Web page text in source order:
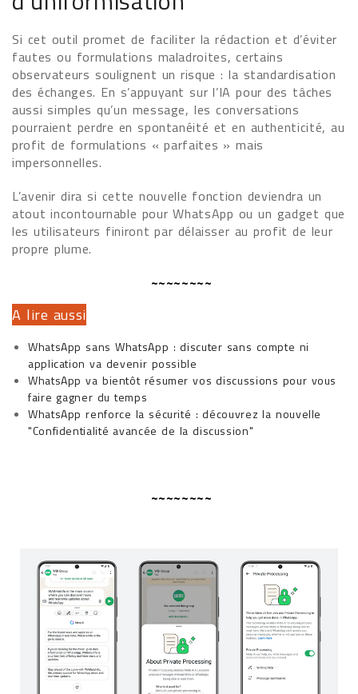
Si cet outil promet de faciliter la rédaction et d’éviter
fautes ou formulations maladroites, certains
observateurs soulignent un risque : la standardisation
des échanges. En s’appuyant sur l’IA pour des tâches
aussi simples qu’un message, les conversations
pourraient perdre en spontanéité et en authenticité, au
profit de formulations « parfaites » mais
impersonnelles.
L’avenir dira si cette nouvelle fonction deviendra un
atout incontournable pour WhatsApp ou un gadget que
les utilisateurs finiront par délaisser au profit de leur
propre plume.
~~~~~~~~
A lire aussi
WhatsApp sans WhatsApp : discuter sans compte ni
application va devenir possible
WhatsApp va bientôt résumer vos discussions pour vous
faire gagner du temps
WhatsApp renforce la sécurité : découvrez la nouvelle
"Confidentialité avancée de la discussion"
~~~~~~~~